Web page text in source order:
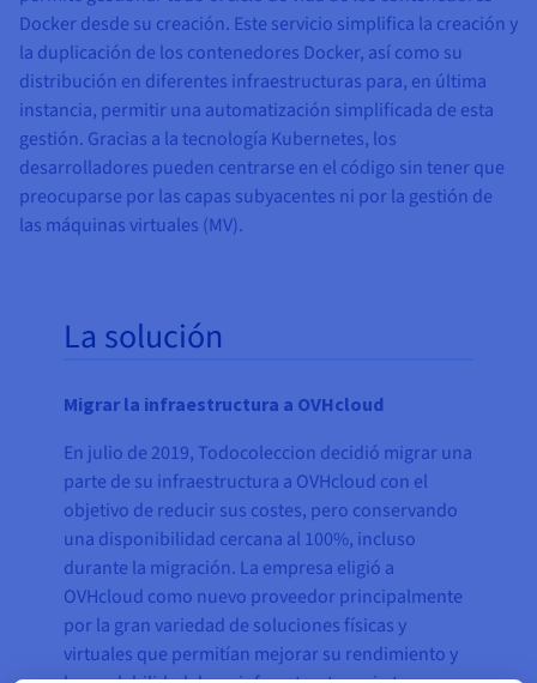
Docker desde su creación. Este servicio simplifica la creación y
la duplicación de los contenedores Docker, así como su
distribución en diferentes infraestructuras para, en última
instancia, permitir una automatización simplificada de esta
gestión. Gracias a la tecnología Kubernetes, los
desarrolladores pueden centrarse en el código sin tener que
preocuparse por las capas subyacentes ni por la gestión de
las máquinas virtuales (MV).
La solución
Migrar la infraestructura a OVHcloud
En julio de 2019, Todocoleccion decidió migrar una
parte de su infraestructura a OVHcloud con el
objetivo de reducir sus costes, pero conservando
una disponibilidad cercana al 100%, incluso
durante la migración. La empresa eligió a
OVHcloud como nuevo proveedor principalmente
por la gran variedad de soluciones físicas y
virtuales que permitían mejorar su rendimiento y